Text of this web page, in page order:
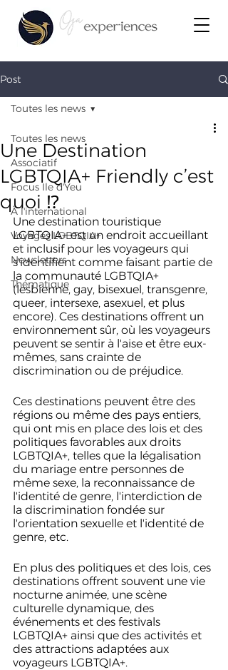
Post
Toutes les news
Associatif
Focus Ile d'Yeu
À l'international
Voyages LGBTQIA+
Newsletters
Thématique
Toutes les news
Une Destination
LGBTQIA+ Friendly c’est
quoi ⁉️
Une destination touristique
LGBTQIA+ est un endroit accueillant
et inclusif pour les voyageurs qui
s'identifient comme faisant partie de
la communauté LGBTQIA+
(lesbienne, gay, bisexuel, transgenre,
queer, intersexe, asexuel, et plus
encore). Ces destinations offrent un
environnement sûr, où les voyageurs
peuvent se sentir à l'aise et être eux-
mêmes, sans crainte de
discrimination ou de préjudice.
Ces destinations peuvent être des
régions ou même des pays entiers,
qui ont mis en place des lois et des
politiques favorables aux droits
LGBTQIA+, telles que la légalisation
du mariage entre personnes de
même sexe, la reconnaissance de
l'identité de genre, l'interdiction de
la discrimination fondée sur
l'orientation sexuelle et l'identité de
genre, etc.
En plus des politiques et des lois, ces
destinations offrent souvent une vie
nocturne animée, une scène
culturelle dynamique, des
événements et des festivals
LGBTQIA+ ainsi que des activités et
des attractions adaptées aux
voyageurs LGBTQIA+.